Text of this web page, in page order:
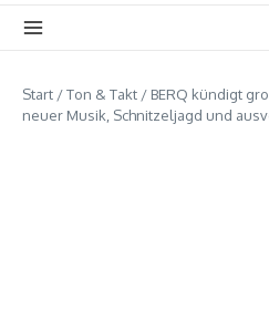
Start /Ton & Takt / BERQ kündigt
neuer Musik, Schnitzeljagd und